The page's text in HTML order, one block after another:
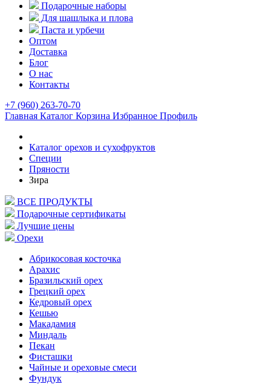
Подарочные наборы
Для шашлыка и плова
Паста и урбечи
Оптом
Доставка
Блог
О нас
Контакты
+7 (960) 263-70-70
Главная Каталог Корзина Избранное Профиль
Каталог орехов и сухофруктов
Специи
Пряности
Зира
ВСЕ ПРОДУКТЫ
Подарочные сертификаты
Лучшие цены
Орехи
Абрикосовая косточка
Арахис
Бразильский орех
Грецкий орех
Кедровый орех
Кешью
Макадамия
Миндаль
Пекан
Фисташки
Чайные и ореховые смеси
Фундук